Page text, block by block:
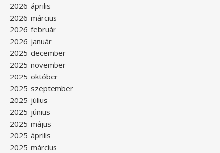
2026. április
2026. március
2026. február
2026. január
2025. december
2025. november
2025. október
2025. szeptember
2025. július
2025. június
2025. május
2025. április
2025. március